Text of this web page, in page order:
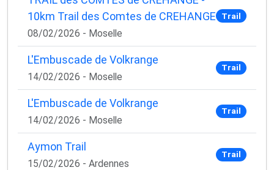
10km Trail des Comtes de CREHANGE
08/02/2026 - Moselle
Trail
L'Embuscade de Volkrange
14/02/2026 - Moselle
Trail
L'Embuscade de Volkrange
14/02/2026 - Moselle
Trail
Aymon Trail
15/02/2026 - Ardennes
Trail